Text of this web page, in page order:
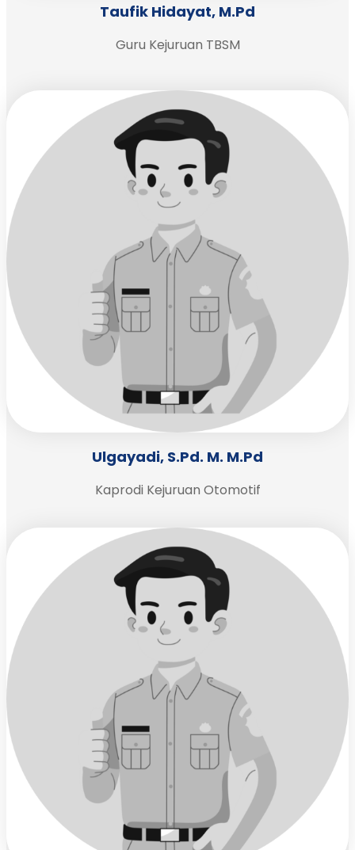
Taufik Hidayat, M.Pd
Guru Kejuruan TBSM
Ulgayadi, S.Pd. M. M.Pd
Kaprodi Kejuruan Otomotif